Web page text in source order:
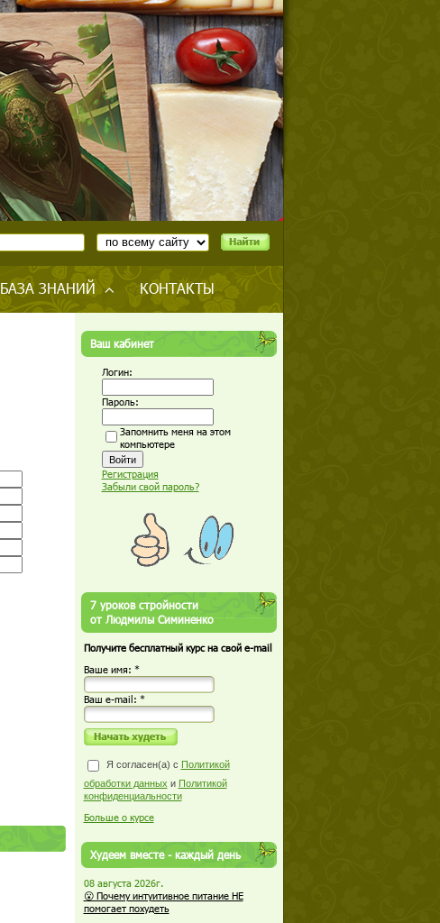
БАЗА ЗНАНИЙ КОНТАКТЫ
Ваш кабинет
Логин:
Пароль:
Запомнить меня на этом
компьютере
Регистрация
Забыли свой пароль?
7 уроков стройности
от Людмилы Симиненко
Получите бесплатный курс на свой e-mail
Ваше имя: *
Ваш е-mail: *
Я согласен(а) с Политикой
обработки данных и Политикой
конфиденциальности
Больше о курсе
Худеем вместе - каждый день
08 августа 2026г.
😮 Почему интуитивное питание НЕ
помогает похудеть